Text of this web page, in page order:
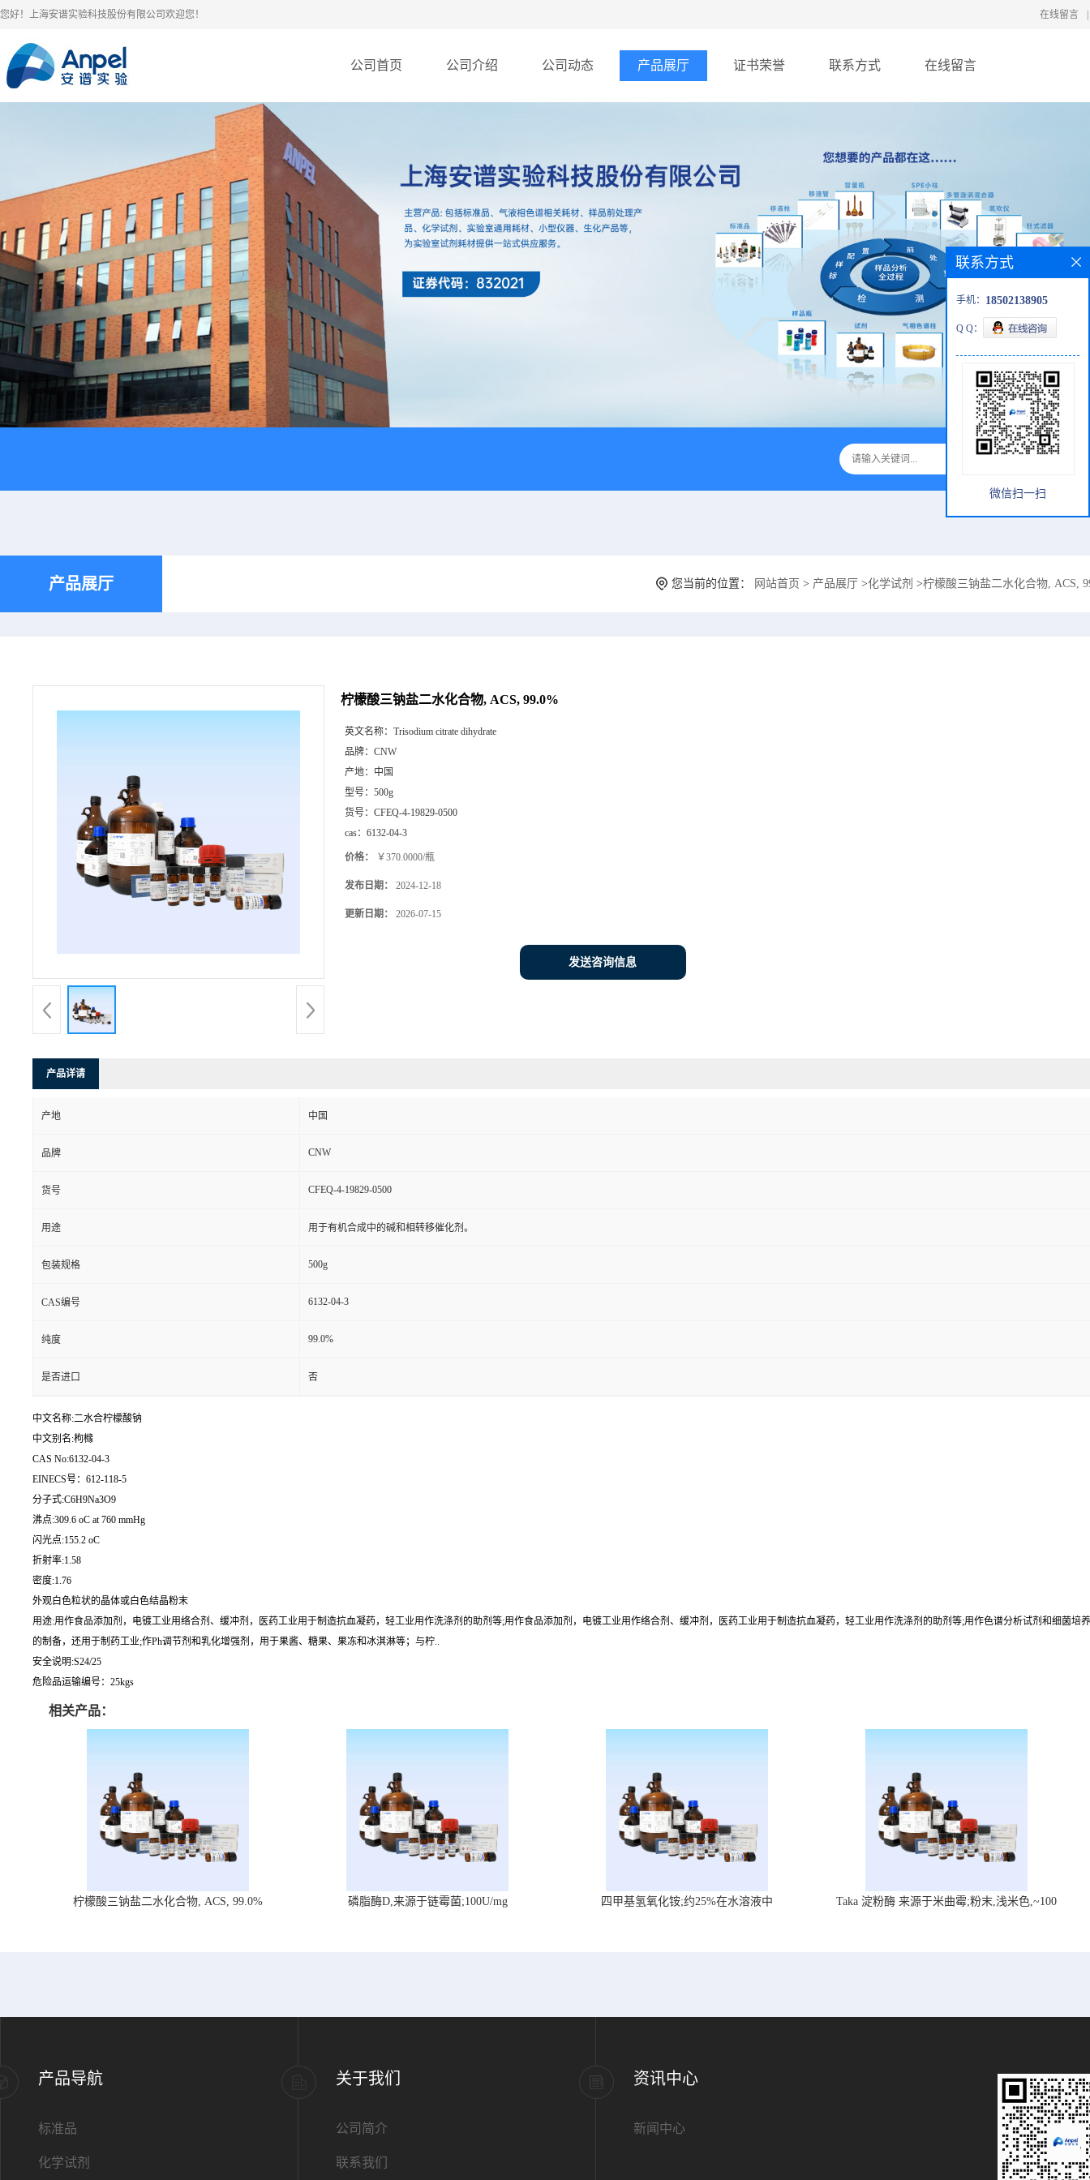
您好！上海安谱实验科技股份有限公司欢迎您！ 在线留言
公司首页 公司介绍 公司动态 产品展厅 证书荣誉 联系方式 在线留言
产品展厅 您当前的位置： 网站首页 > 产品展厅 >化学试剂 >柠檬酸三钠盐二水化合物, ACS,
柠檬酸三钠盐二水化合物, ACS, 99.0%
英文名称： Trisodium citrate dihydrate
品牌： CNW
产地： 中国
型号： 500g
货号： CFEQ-4-19829-0500
cas： 6132-04-3
价格： ￥370.0000/瓶
发布日期： 2024-12-18
更新日期： 2026-07-15
发送咨询信息
产品详请
产地 中国
品牌 CNW
货号 CFEQ-4-19829-0500
用途 用于有机合成中的碱和相转移催化剂。
包装规格 500g
CAS编号 6132-04-3
纯度 99.0%
是否进口 否
中文名称:二水合柠檬酸钠
中文别名:枸橼
CAS No:6132-04-3
EINECS号：612-118-5
分子式:C6H9Na3O9
沸点:309.6 oC at 760 mmHg
闪光点:155.2 oC
折射率:1.58
密度:1.76
外观白色粒状的晶体或白色结晶粉末
用途:用作食品添加剂，电镀工业用络合剂、缓冲剂，医药工业用于制造抗血凝药，轻工业用作洗涤剂的助剂等;用作食品添加剂，电镀工业用作络合剂、缓冲剂，医药工业用于制造抗血凝药，轻工业用作洗涤剂的助剂等;用作色谱分析试剂和细菌培
的制备，还用于制药工业;作Ph调节剂和乳化增强剂，用于果酱、糖果、果冻和冰淇淋等；与柠..
安全说明:S24/25
危险品运输编号：25kgs
相关产品：
柠檬酸三钠盐二水化合物, ACS, 99.0% 磷脂酶D,来源于链霉菌;100U/mg 四甲基氢氧化铵;约25%在水溶液中
Taka 淀粉酶 来源于米曲霉;粉末,浅米色,~100
联系方式
手机： 18502138905
Q Q：
微信扫一扫
产品导航
标准品
化学试剂
关于我们
公司简介
联系我们
资讯中心
新闻中心